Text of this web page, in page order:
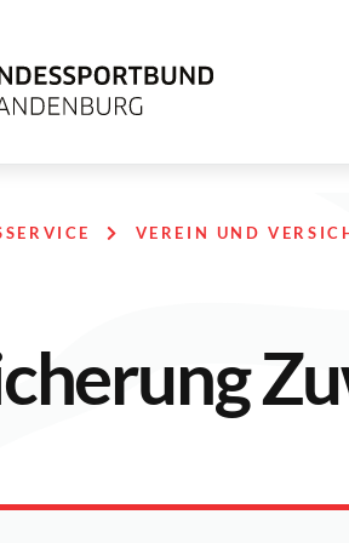
VEREIN UND